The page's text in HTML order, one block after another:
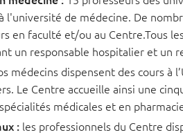
l'université de médecine. De
en faculté et/ou au Centre.Tous
un responsable hospitalier et un
médecins dispensent des cours à
Le Centre accueille ainsi une
médicales et en
:les professionnels du Centre